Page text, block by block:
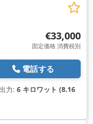
€33,000
固定価格 消費税別
電話する
力: 6 キロワット (8.16